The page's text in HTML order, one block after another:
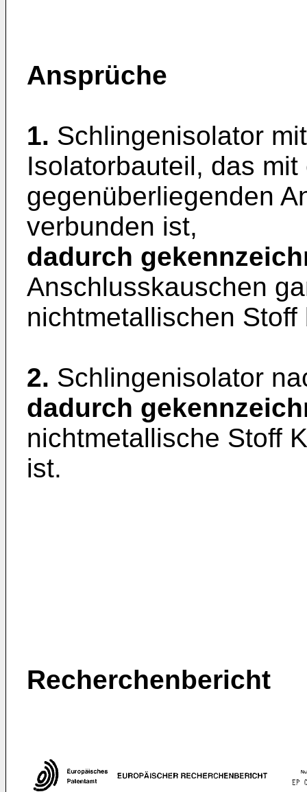
Ansprüche
1. Schlingenisolator
Isolatorbauteil, das mit
gegenüberliegenden
verbunden ist,
dadurch
Anschlusskauschen
nichtmetallischen Stoff
2. Schlingenisolator
dadurch
nichtmetallische Stoff
ist.
Recherchenbericht